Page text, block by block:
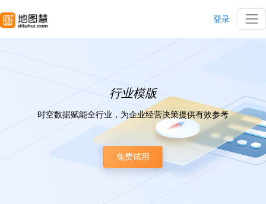
登录
行业模版
时空数据赋能全行业，为企业经营决策提供有效参考
免费试用